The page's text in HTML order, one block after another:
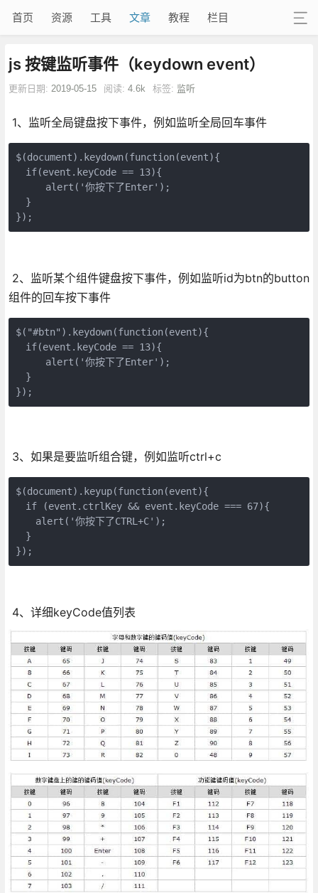
首页 资源 工具 文章 教程 栏目
js 按键监听事件（keydown event）
更新日期: 2019-05-15 阅读: 4.6k 标签: 监听
1、监听全局键盘按下事件，例如监听全局回车事件
$(document).keydown(function(event){
if(event.keyCode == 13){
alert('你按下了Enter');
}
});
2、监听某个组件键盘按下事件，例如监听id为btn的button
组件的回车按下事件
$("#btn").keydown(function(event){
if(event.keyCode == 13){
alert('你按下了Enter');
}
});
3、如果是要监听组合键，例如监听ctrl+c
$(document).keyup(function(event){
if (event.ctrlKey && event.keyCode === 67){
alert('你按下了CTRL+C');
}
});
4、详细keyCode值列表